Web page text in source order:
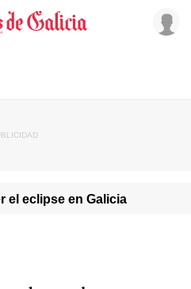
el eclipse en Galicia